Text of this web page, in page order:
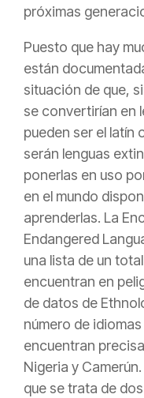
próximas
Puesto que hay
están
situación de que,
se convertirían en
pueden ser el latín
serán lenguas
ponerlas en uso
en el mundo
aprenderlas. La
Endangered
una lista de un
encuentran en
de datos de
número de
encuentran
Nigeria y
que se trata de